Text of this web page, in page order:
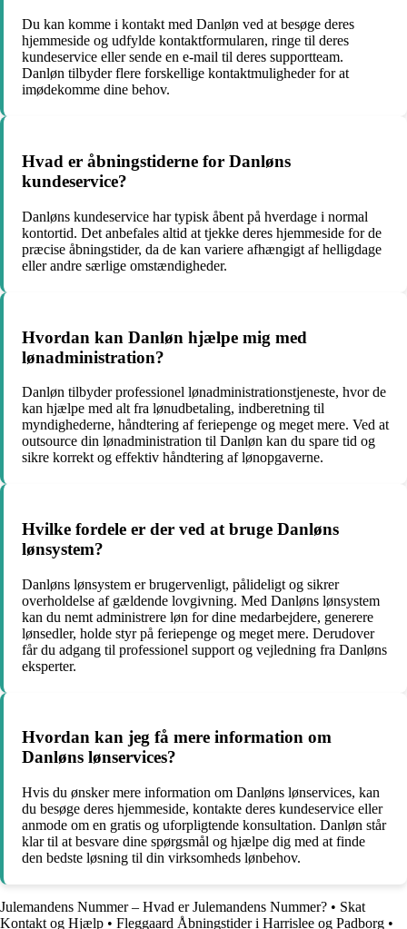
Du kan komme i kontakt med Danløn ved at besøge deres
hjemmeside og udfylde kontaktformularen, ringe til deres
kundeservice eller sende en e-mail til deres supportteam.
Danløn tilbyder flere forskellige kontaktmuligheder for at
imødekomme dine behov.
Hvad er åbningstiderne for Danløns
kundeservice?
Danløns kundeservice har typisk åbent på hverdage i normal
kontortid. Det anbefales altid at tjekke deres hjemmeside for de
præcise åbningstider, da de kan variere afhængigt af helligdage
eller andre særlige omstændigheder.
Hvordan kan Danløn hjælpe mig med
lønadministration?
Danløn tilbyder professionel lønadministrationstjeneste, hvor de
kan hjælpe med alt fra lønudbetaling, indberetning til
myndighederne, håndtering af feriepenge og meget mere. Ved at
outsource din lønadministration til Danløn kan du spare tid og
sikre korrekt og effektiv håndtering af lønopgaverne.
Hvilke fordele er der ved at bruge Danløns
lønsystem?
Danløns lønsystem er brugervenligt, pålideligt og sikrer
overholdelse af gældende lovgivning. Med Danløns lønsystem
kan du nemt administrere løn for dine medarbejdere, generere
lønsedler, holde styr på feriepenge og meget mere. Derudover
får du adgang til professionel support og vejledning fra Danløns
eksperter.
Hvordan kan jeg få mere information om
Danløns lønservices?
Hvis du ønsker mere information om Danløns lønservices, kan
du besøge deres hjemmeside, kontakte deres kundeservice eller
anmode om en gratis og uforpligtende konsultation. Danløn står
klar til at besvare dine spørgsmål og hjælpe dig med at finde
den bedste løsning til din virksomheds lønbehov.
Julemandens Nummer – Hvad er Julemandens Nummer? • Skat
Kontakt og Hjælp • Fleggaard Åbningstider i Harrislee og Padborg •